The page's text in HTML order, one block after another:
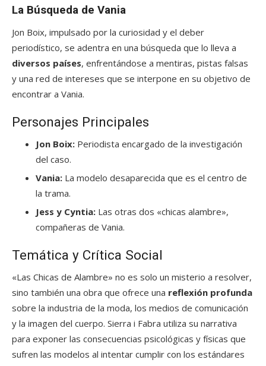
La Búsqueda de Vania
Jon Boix, impulsado por la curiosidad y el deber
periodístico, se adentra en una búsqueda que lo lleva a
diversos países, enfrentándose a mentiras, pistas falsas
y una red de intereses que se interpone en su objetivo de
encontrar a Vania.
Personajes Principales
Jon Boix: Periodista encargado de la investigación
del caso.
Vania: La modelo desaparecida que es el centro de
la trama.
Jess y Cyntia: Las otras dos «chicas alambre»,
compañeras de Vania.
Temática y Crítica Social
«Las Chicas de Alambre» no es solo un misterio a resolver,
sino también una obra que ofrece una reflexión profunda
sobre la industria de la moda, los medios de comunicación
y la imagen del cuerpo. Sierra i Fabra utiliza su narrativa
para exponer las consecuencias psicológicas y físicas que
sufren las modelos al intentar cumplir con los estándares